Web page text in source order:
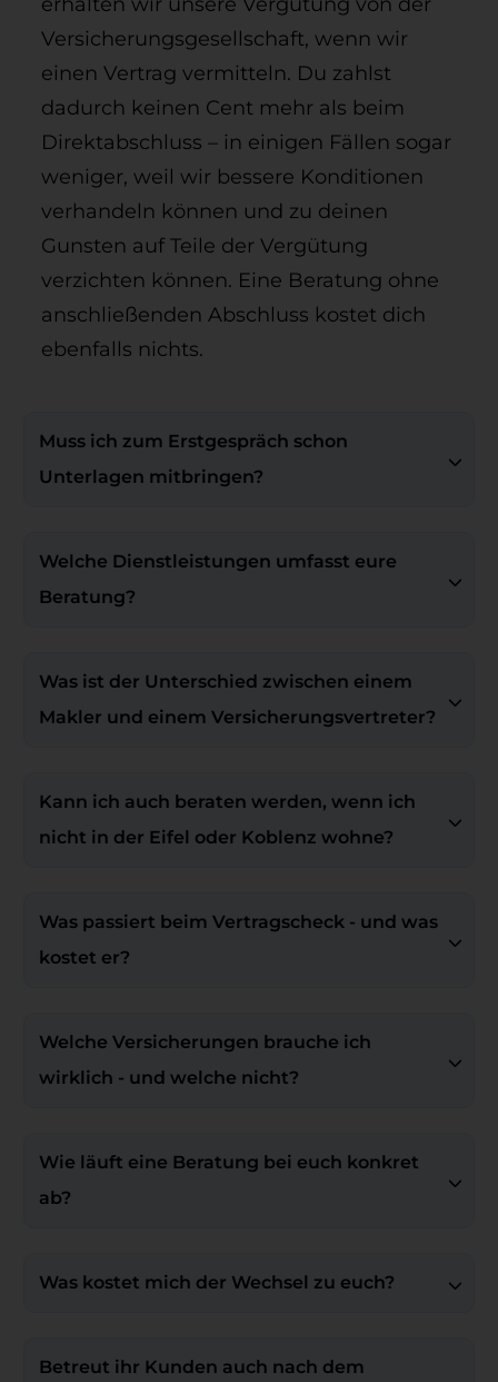
Versicherungsgesellschaft, wenn wir
einen Vertrag vermitteln. Du zahlst
dadurch keinen Cent mehr als beim
Direktabschluss – in einigen Fällen sogar
weniger, weil wir bessere Konditionen
verhandeln können und zu deinen
Gunsten auf Teile der Vergütung
verzichten können. Eine Beratung ohne
anschließenden Abschluss kostet dich
ebenfalls nichts.
Muss ich zum Erstgespräch schon
Unterlagen mitbringen?
Welche Dienstleistungen umfasst eure
Beratung?
Was ist der Unterschied zwischen einem
Makler und einem Versicherungsvertreter?
Kann ich auch beraten werden, wenn ich
nicht in der Eifel oder Koblenz wohne?
Was passiert beim Vertragscheck - und was
kostet er?
Welche Versicherungen brauche ich
wirklich - und welche nicht?
Wie läuft eine Beratung bei euch konkret
ab?
Was kostet mich der Wechsel zu euch?
Betreut ihr Kunden auch nach dem